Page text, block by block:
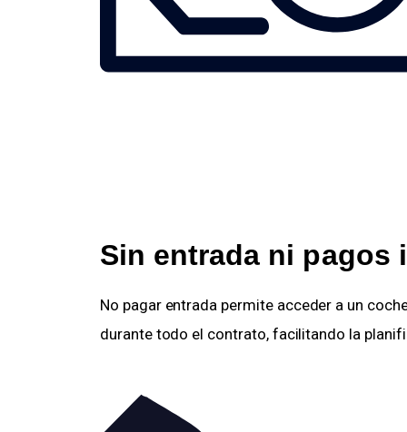
Sin entrada ni pagos
No pagar entrada permite acceder a un
durante todo el contrato, facilitando la